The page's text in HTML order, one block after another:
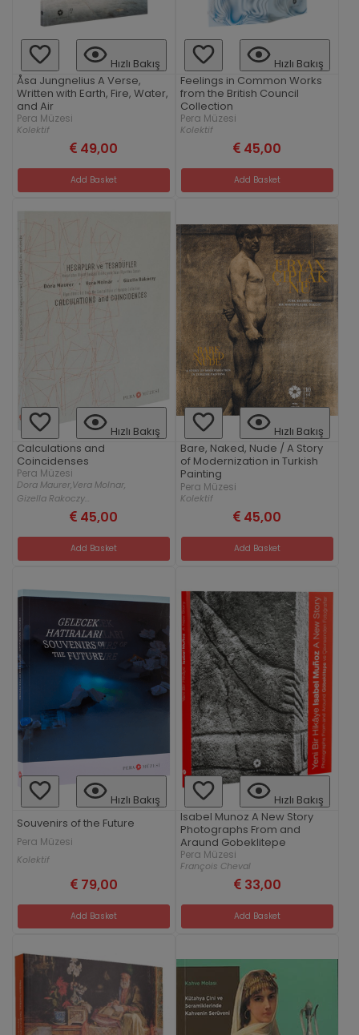
Hızlı Bakış
Åsa Jungnelius A Verse,
Written with Earth, Fire, Water,
and Air
Pera Müzesi
Kolektif
49,00
Add Basket
Hızlı Bakış
Feelings in Common Works
from the British Council
Collection
Pera Müzesi
Kolektif
45,00
Add Basket
Hızlı Bakış
Calculations and
Coincidenses
Pera Müzesi
Dora Maurer,Vera Molnar,
Gizella Rakoczy...
45,00
Add Basket
Hızlı Bakış
Bare, Naked, Nude / A Story
of Modernization in Turkish
Painting
Pera Müzesi
Kolektif
45,00
Add Basket
Hızlı Bakış
Souvenirs of the Future
Pera Müzesi
Kolektif
79,00
Add Basket
Hızlı Bakış
Isabel Munoz A New Story
Photographs From and
Araund Gobeklitepe
Pera Müzesi
François Cheval
33,00
Add Basket